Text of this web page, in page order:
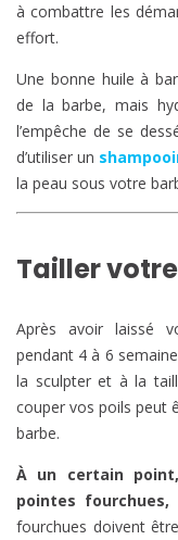
à combattre les
effort.
Une bonne huile à
de la barbe, mais
l’empêche de se
d’utiliser un
la peau sous votre
Tailler
Après avoir laissé
pendant 4 à 6
la sculpter et à la
couper vos poils peut
barbe.
À un certain
pointes fourchues,
fourchues doivent